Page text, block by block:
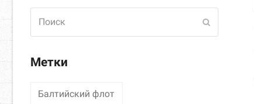
Метки
Балтийский флот